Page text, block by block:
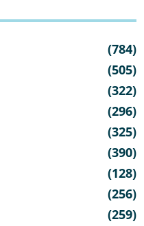
(784)
(505)
(322)
(296)
(325)
(390)
(128)
(256)
(259)